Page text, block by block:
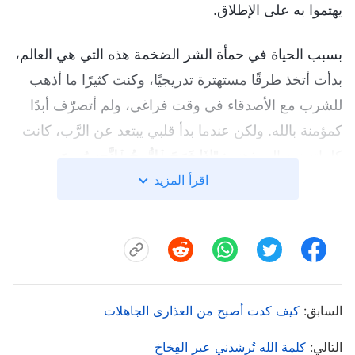
يهتموا به على الإطلاق.
بسبب الحياة في حمأة الشر الضخمة هذه التي هي العالم،
بدأت أتخذ طرقًا مستهترة تدريجيًا، وكنت كثيرًا ما أذهب
للشرب مع الأصدقاء في وقت فراغي، ولم أتصرّف أبدًا
كمؤمنة بالله. ولكن عندما بدأ قلبي يبتعد عن الرَّب، كانت
ٱلْإِنْسَانِ يَجْتَازُ فِي أَمَاكِنَ لَيْسَ فِيهَا مَاءٌ، يَطْلُبُ رَاحَةً وَلَا
أُخَرَ أَشَرَّ مِنْهُ، فَتَدْخُلُ وَتَسْكُنُ هُنَاكَ، فَتَصِيرُ أَوَاخِرُ ذَلِكَ
ٱلْإِنْسَانِ أَشَرَّ مِنْ أَوَائِلِهِ!" (متى 12: 43- 45)
. كبحت كلمات
الرَّب جماحي وحَمَتني، ومنعتني من الانفصال عن الله، أو
اقرأ المزيد
السابق: كيف كدت أصبح من العذارى الجاهلات
التالي: كلمة الله تُرشدني عبر الفِخاخ